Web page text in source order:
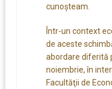
cunoșteam.​​
Într-un context
de aceste
abordare diferită
noiembrie, în
Facultăţii de